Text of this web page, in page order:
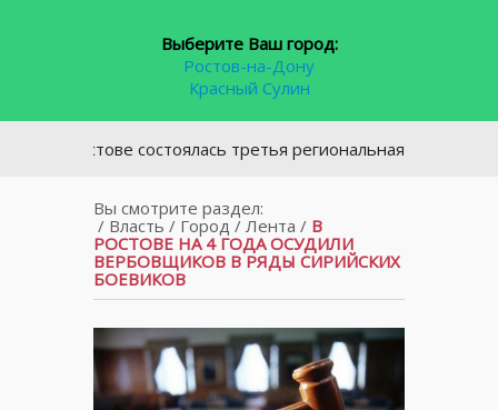
Выберите Ваш город:
Ростов-на-Дону
Красный Сулин
В Ростове состоялась третья региональная конференция
Вы смотрите раздел:
/ Власть / Город / Лента / В
РОСТОВЕ НА 4 ГОДА ОСУДИЛИ
ВЕРБОВЩИКОВ В РЯДЫ СИРИЙСКИХ
БОЕВИКОВ